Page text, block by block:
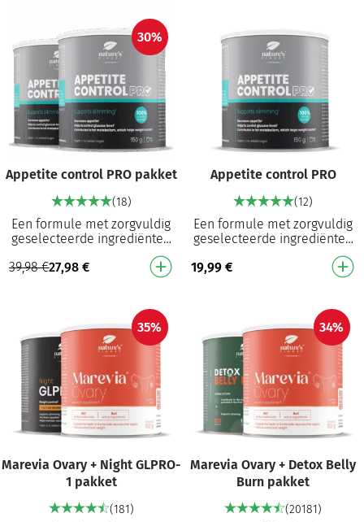
30%
Appetite control PRO pakket
(18)
Een formule met zorgvuldig
geselecteerde ingrediënten
die afslanken¹ ondersteunt
en de eetlust vermindert¹
39,98€27,98€
Appetite control PRO
(12)
Een formule met zorgvuldig
geselecteerde ingrediënten
die afslanken¹ ondersteunt
en de eetlust vermindert¹
19,99€
35%
Marevia Ovary + Night GLPRO-
1 pakket
(181)
34%
Marevia Ovary + Detox Belly
Burn pakket
(20181)